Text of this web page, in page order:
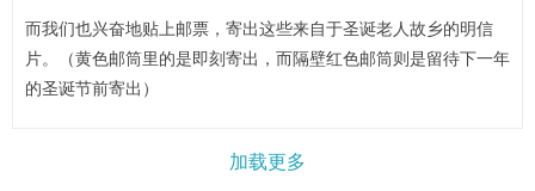
而我们也兴奋地贴上邮票，寄出这些来自于圣诞老人故乡的明信
片。（黄色邮筒里的是即刻寄出，而隔壁红色邮筒则是留待下一年
的圣诞节前寄出）
加载更多